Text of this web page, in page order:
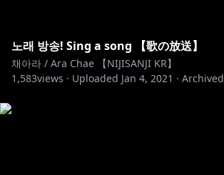
노래 방송! Sing a song 【歌の放送】
채아라 / Ara Chae 【NIJISANJI KR】
1,583views · Uploaded Jan 4, 2021 · Archived